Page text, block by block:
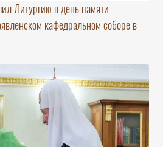
Литургию в день памяти
кафедральном соборе в